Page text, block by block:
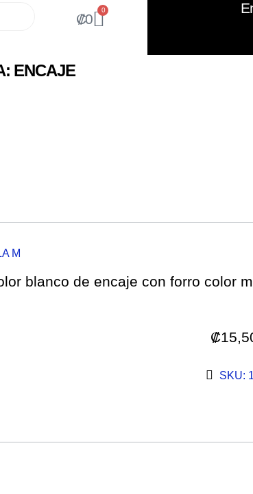
₡0
0
ENCAJE
M
blanco de encaje con forro color
₡
SKU: